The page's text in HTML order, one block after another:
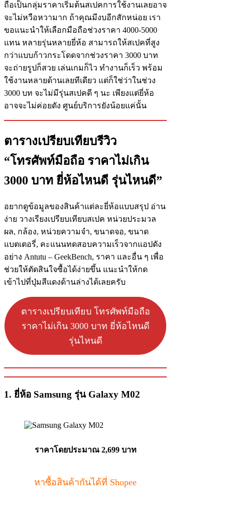
ถือเป็นกลุ่มราคาเริ่มต้นสเปคการใช้งานเลยอาจ
จะไม่หวือหวามาก ถ้าคุณมีงบอีกสักหน่อย เรา
ขอแนะนำให้เลือกมือถือช่วงราคา 4000-5000
แทน หลายรุ่นหลายยี่ห้อ สามารถให้สเปคที่สูง
กว่าแบบก้าวกระโดดจากช่วงราคา 3000 บาท
จะถ่ายรูปก็สวย เล่นเกมก็ไว ทำงานก็เร็ว พร้อม
ใช้งานหลายด้านเลยทีเดียว แต่ก็ใช่ว่าในช่วง
3000 บท จะไม่มีรุ่นสเปคดี ๆ นะ เพียงแต่ยี่ห้อ
อาจจะไม่ค่อยดัง ศูนย์บริการยังน้อยแค่นั้น
ตารางเปรียบเทียบรีวิว
“โทรศัพท์มือถือ ราคาไม่เกิน
3000 บาท ยี่ห้อไหนดี รุ่นไหนดี”
อยากดูข้อมูลของสินค้าแต่ละยี่ห้อแบบสรุป อ่าน
ง่าย วางเรียงเปรียบเทียบสเปค หน่วยประมวล
ผล, กล้อง, หน่วยความจำ, ขนาดจอ, ขนาด
แบตเตอรี่, คะแนนทดสอบความเร็วจากแอปดัง
อย่าง Antutu – GeekBench, ราคา และอื่น ๆ เพื่อ
ช่วยให้ตัดสินใจซื้อได้ง่ายขึ้น แนะนำให้กด
เข้าไปที่ปุ่มสีแดงด้านล่างได้เลยครับ
ตารางเปรียบเทียบ โทรศัพท์มือถือ
ราคาไม่เกิน 3000 บาท ยี่ห้อไหนดี
รุ่นไหนดี
1. ยี่ห้อ Samsung รุ่น Galaxy M02
ราคาโดยประมาณ 2,699 บาท
หาซื้อสินค้ากันได้ที่ Shopee